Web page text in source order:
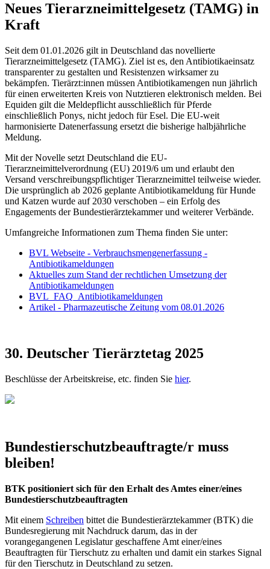
Neues Tierarzneimittelgesetz (TAMG) in
Kraft
Seit dem 01.01.2026 gilt in Deutschland das novellierte
Tierarzneimittelgesetz (TAMG). Ziel ist es, den Antibiotikaeinsatz
transparenter zu gestalten und Resistenzen wirksamer zu
bekämpfen. Tierärzt:innen müssen Antibiotikamengen nun jährlich
für einen erweiterten Kreis von Nutztieren elektronisch melden. Bei
Equiden gilt die Meldepflicht ausschließlich für Pferde
einschließlich Ponys, nicht jedoch für Esel. Die EU-weit
harmonisierte Datenerfassung ersetzt die bisherige halbjährliche
Meldung.
Mit der Novelle setzt Deutschland die EU-
Tierarzneimittelverordnung (EU) 2019/6 um und erlaubt den
Versand verschreibungspflichtiger Tierarzneimittel teilweise wieder.
Die ursprünglich ab 2026 geplante Antibiotikameldung für Hunde
und Katzen wurde auf 2030 verschoben – ein Erfolg des
Engagements der Bundestierärztekammer und weiterer Verbände.
Umfangreiche Informationen zum Thema finden Sie unter:
BVL Webseite - Verbrauchsmengenerfassung -
Antibiotikameldungen
Aktuelles zum Stand der rechtlichen Umsetzung der
Antibiotikameldungen
BVL_FAQ_Antibiotikameldungen
Artikel - Pharmazeutische Zeitung vom 08.01.2026
30. Deutscher Tierärztetag 2025
Beschlüsse der Arbeitskreise, etc. finden Sie hier.
Bundestierschutzbeauftragte/r muss
bleiben!
BTK positioniert sich für den Erhalt des Amtes einer/eines
Bundestierschutzbeauftragten
Mit einem Schreiben bittet die Bundestierärztekammer (BTK) die
Bundesregierung mit Nachdruck darum, das in der
vorangegangenen Legislatur geschaffene Amt einer/eines
Beauftragten für Tierschutz zu erhalten und damit ein starkes Signal
für den Tierschutz in Deutschland zu setzen.